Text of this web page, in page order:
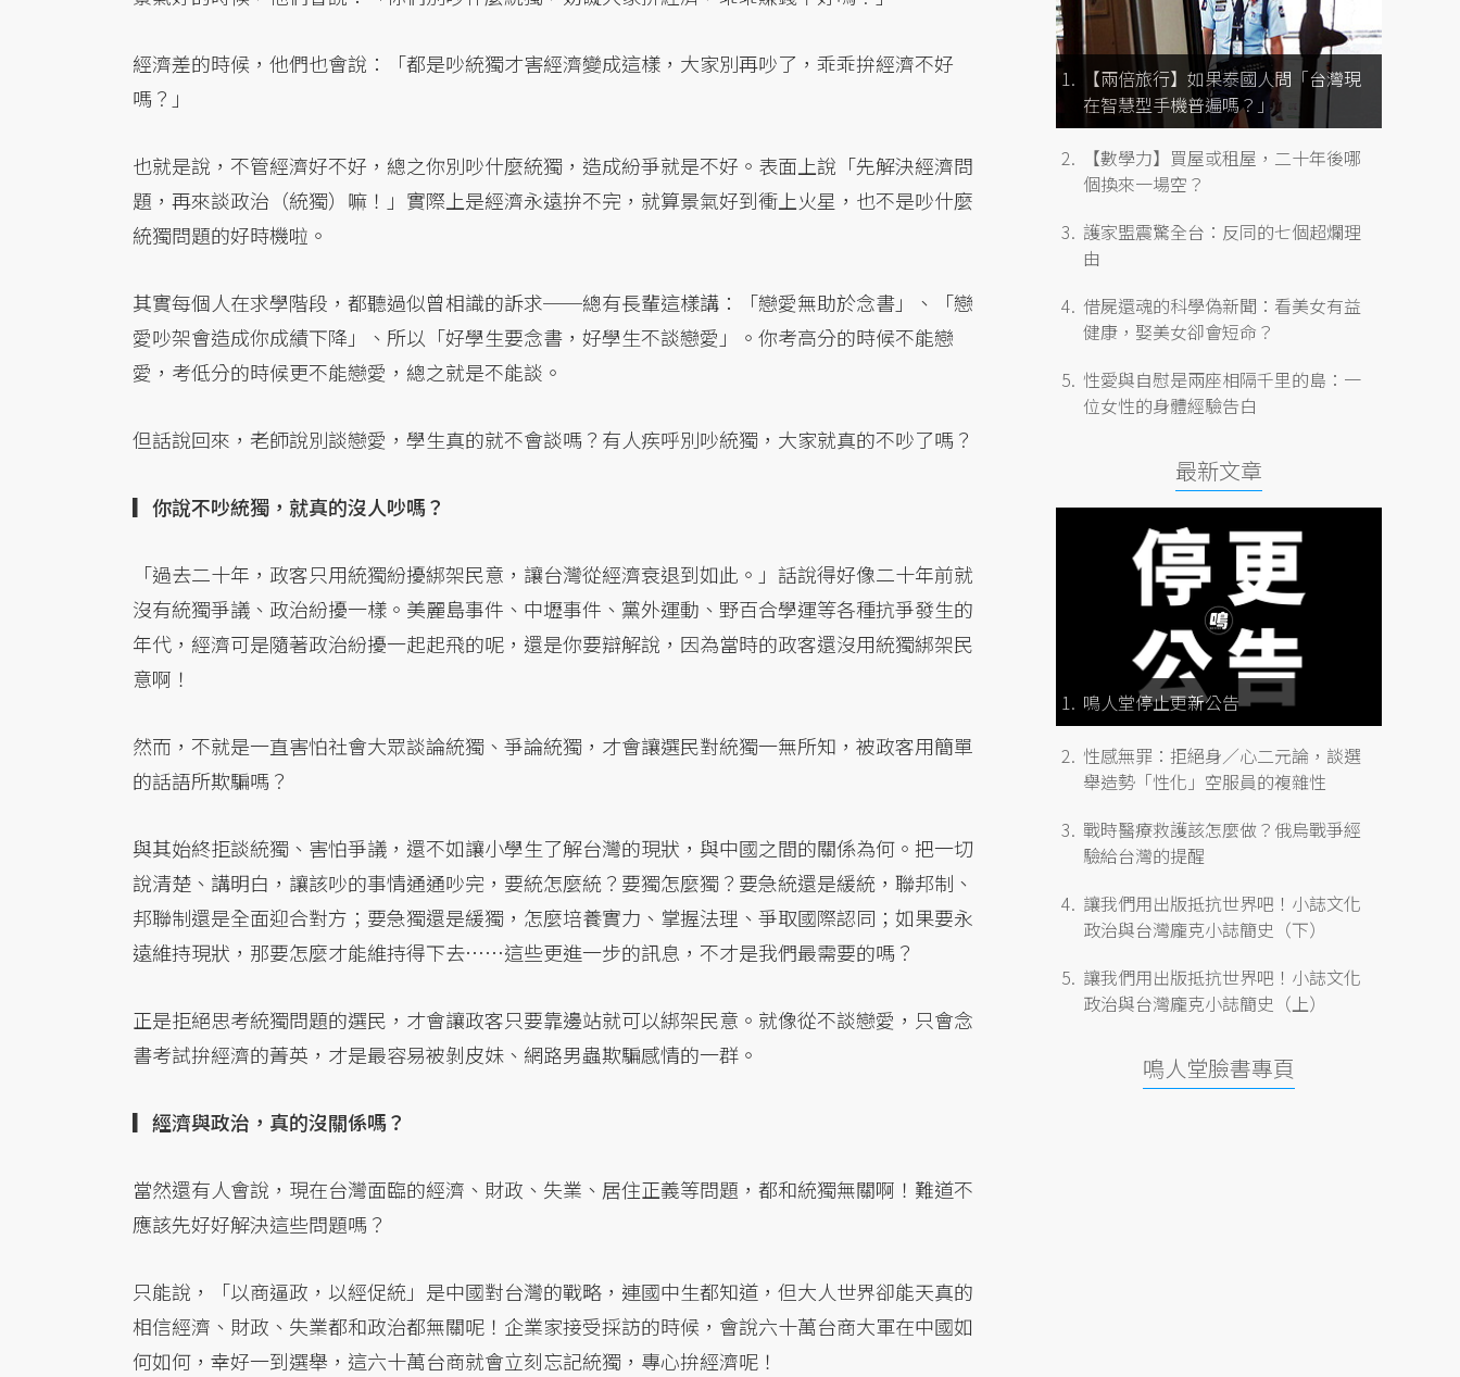
經濟差的時候，他們也會說：「都是吵統獨才害經濟變成這樣，大家別再吵了，乖乖拚經濟不好
嗎？」
也就是說，不管經濟好不好，總之你別吵什麼統獨，造成紛爭就是不好。表面上說「先解決經濟問
題，再來談政治（統獨）嘛！」實際上是經濟永遠拚不完，就算景氣好到衝上火星，也不是吵什麼
統獨問題的好時機啦。
其實每個人在求學階段，都聽過似曾相識的訴求──總有長輩這樣講：「戀愛無助於念書」、「戀
愛吵架會造成你成績下降」、所以「好學生要念書，好學生不談戀愛」。你考高分的時候不能戀
愛，考低分的時候更不能戀愛，總之就是不能談。
但話說回來，老師說別談戀愛，學生真的就不會談嗎？有人疾呼別吵統獨，大家就真的不吵了嗎？
▎你說不吵統獨，就真的沒人吵嗎？
「過去二十年，政客只用統獨紛擾綁架民意，讓台灣從經濟衰退到如此。」話說得好像二十年前就
沒有統獨爭議、政治紛擾一樣。美麗島事件、中壢事件、黨外運動、野百合學運等各種抗爭發生的
年代，經濟可是隨著政治紛擾一起起飛的呢，還是你要辯解說，因為當時的政客還沒用統獨綁架民
意啊！
然而，不就是一直害怕社會大眾談論統獨、爭論統獨，才會讓選民對統獨一無所知，被政客用簡單
的話語所欺騙嗎？
與其始終拒談統獨、害怕爭議，還不如讓小學生了解台灣的現狀，與中國之間的關係為何。把一切
說清楚、講明白，讓該吵的事情通通吵完，要統怎麼統？要獨怎麼獨？要急統還是緩統，聯邦制、
邦聯制還是全面迎合對方；要急獨還是緩獨，怎麼培養實力、掌握法理、爭取國際認同；如果要永
遠維持現狀，那要怎麼才能維持得下去……這些更進一步的訊息，不才是我們最需要的嗎？
正是拒絕思考統獨問題的選民，才會讓政客只要靠邊站就可以綁架民意。就像從不談戀愛，只會念
書考試拚經濟的菁英，才是最容易被剝皮妹、網路男蟲欺騙感情的一群。
▎經濟與政治，真的沒關係嗎？
當然還有人會說，現在台灣面臨的經濟、財政、失業、居住正義等問題，都和統獨無關啊！難道不
應該先好好解決這些問題嗎？
只能說，「以商逼政，以經促統」是中國對台灣的戰略，連國中生都知道，但大人世界卻能天真的
相信經濟、財政、失業都和政治都無關呢！企業家接受採訪的時候，會說六十萬台商大軍在中國如
何如何，幸好一到選舉，這六十萬台商就會立刻忘記統獨，專心拚經濟呢！
【兩倍旅行】如果泰國人問「台灣現
在智慧型手機普遍嗎？」
【數學力】買屋或租屋，二十年後哪
個換來一場空？
護家盟震驚全台：反同的七個超爛理
由
借屍還魂的科學偽新聞：看美女有益
健康，娶美女卻會短命？
性愛與自慰是兩座相隔千里的島：一
位女性的身體經驗告白
最新文章
鳴人堂停止更新公告
性感無罪：拒絕身／心二元論，談選
舉造勢「性化」空服員的複雜性
戰時醫療救護該怎麼做？俄烏戰爭經
驗給台灣的提醒
讓我們用出版抵抗世界吧！小誌文化
政治與台灣龐克小誌簡史（下）
讓我們用出版抵抗世界吧！小誌文化
政治與台灣龐克小誌簡史（上）
鳴人堂臉書專頁